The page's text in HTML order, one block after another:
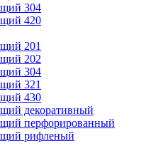
304
420
201
202
304
321
430
декоративный
перфорированный
рифленый